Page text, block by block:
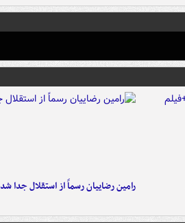
رامین رضاییان رسماً از استقلال جدا شد